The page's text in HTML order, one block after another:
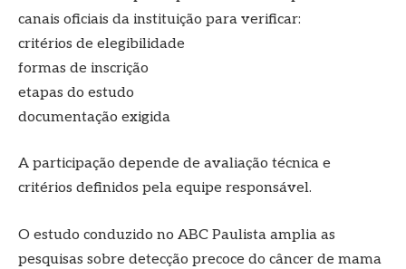
canais oficiais da instituição para verificar:
critérios de elegibilidade
formas de inscrição
etapas do estudo
documentação exigida
A participação depende de avaliação técnica e
critérios definidos pela equipe responsável.
O estudo conduzido no ABC Paulista amplia as
pesquisas sobre detecção precoce do câncer de mama